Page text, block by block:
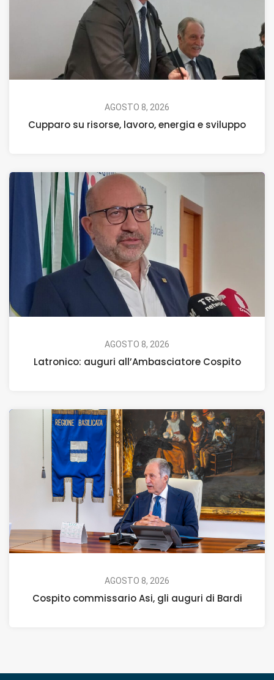
AGOSTO 8, 2026
Cupparo su risorse, lavoro, energia e sviluppo
AGOSTO 8, 2026
Latronico: auguri all’Ambasciatore Cospito
AGOSTO 8, 2026
Cospito commissario Asi, gli auguri di Bardi